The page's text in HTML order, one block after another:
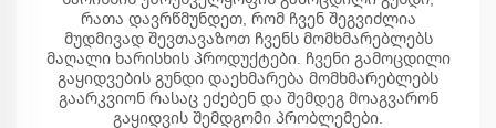
რათა დავრწმუნდეთ, რომ ჩვენ შეგვიძლია
მუდმივად შევთავაზოთ ჩვენს მომხმარებლებს
მაღალი ხარისხის პროდუქტები. ჩვენი გამოცდილი
გაყიდვების გუნდი დაეხმარება მომხმარებლებს
გაარკვიონ რასაც ეძებენ და შემდეგ მოაგვარონ
გაყიდვის შემდგომი პრობლემები.